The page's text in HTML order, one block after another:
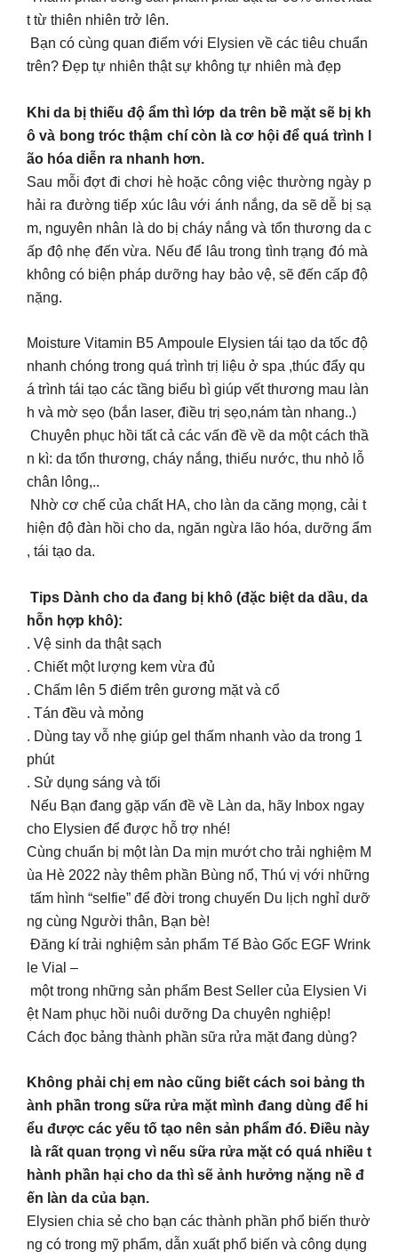
t từ thiên nhiên trở lên.
Bạn có cùng quan điểm với Elysien về các tiêu chuẩn
trên? Đẹp tự nhiên thật sự không tự nhiên mà đẹp
Khi da bị thiếu độ ẩm thì lớp da trên bề mặt sẽ bị kh
ô và bong tróc thậm chí còn là cơ hội để quá trình l
ão hóa diễn ra nhanh hơn.
Sau mỗi đợt đi chơi hè hoặc công việc thường ngày p
hải ra đường tiếp xúc lâu với ánh nắng, da sẽ dễ bị sạ
m, nguyên nhân là do bị cháy nắng và tổn thương da c
ấp độ nhẹ đến vừa. Nếu để lâu trong tình trạng đó mà
không có biện pháp dưỡng hay bảo vệ, sẽ đến cấp độ
nặng.
Moisture Vitamin B5 Ampoule Elysien tái tạo da tốc độ
nhanh chóng trong quá trình trị liệu ở spa ,thúc đẩy qu
á trình tái tạo các tầng biểu bì giúp vết thương mau làn
h và mờ sẹo (bắn laser, điều trị sẹo,nám tàn nhang..)
Chuyên phục hồi tất cả các vấn đề về da một cách thầ
n kì: da tổn thương, cháy nắng, thiếu nước, thu nhỏ lỗ
chân lông,..
Nhờ cơ chế của chất HA, cho làn da căng mọng, cải t
hiện độ đàn hồi cho da, ngăn ngừa lão hóa, dưỡng ẩm
, tái tạo da.
Tips Dành cho da đang bị khô (đặc biệt da dầu, da
hỗn hợp khô):
. Vệ sinh da thật sạch
. Chiết một lượng kem vừa đủ
. Chấm lên 5 điểm trên gương mặt và cổ
. Tán đều và mỏng
. Dùng tay vỗ nhẹ giúp gel thấm nhanh vào da trong 1
phút
. Sử dụng sáng và tối
Nếu Bạn đang gặp vấn đề về Làn da, hãy Inbox ngay
cho Elysien để được hỗ trợ nhé!
Cùng chuẩn bị một làn Da mịn mướt cho trải nghiệm M
ùa Hè 2022 này thêm phần Bùng nổ, Thú vị với những
tấm hình “selfie” để đời trong chuyến Du lịch nghỉ dưỡ
ng cùng Người thân, Bạn bè!
Đăng kí trải nghiệm sản phẩm Tế Bào Gốc EGF Wrink
le Vial –
một trong những sản phẩm Best Seller của Elysien Vi
ệt Nam phục hồi nuôi dưỡng Da chuyên nghiệp!
Cách đọc bảng thành phần sữa rửa mặt đang dùng?
Không phải chị em nào cũng biết cách soi bảng th
ành phần trong sữa rửa mặt mình đang dùng để hi
ểu được các yếu tố tạo nên sản phẩm đó. Điều này
là rất quan trọng vì nếu sữa rửa mặt có quá nhiều t
hành phần hại cho da thì sẽ ảnh hưởng nặng nề đ
ến làn da của bạn.
Elysien chia sẻ cho bạn các thành phần phổ biến thườ
ng có trong mỹ phẩm, dẫn xuất phổ biến và công dụng